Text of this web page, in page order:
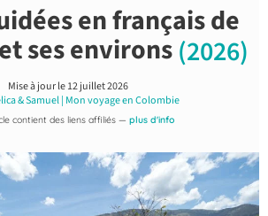
en français de
ses environs(2026)
Mise à jour le12 juillet 2026
& Samuel | Mon voyage en Colombie
contient des liens affiliés — plus d'info